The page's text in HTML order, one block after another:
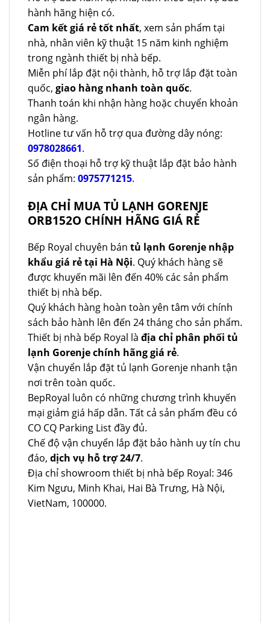
hành hãng hiện có.
Cam kết giá rẻ tốt nhất, xem sản phẩm tại
nhà, nhân viên kỹ thuật 15 năm kinh nghiệm
trong ngành thiết bị nhà bếp.
Miễn phí lắp đặt nội thành, hỗ trợ lắp đặt toàn
quốc, giao hàng nhanh toàn quốc.
Thanh toán khi nhận hàng hoặc chuyển khoản
ngân hàng.
Hotline tư vấn hỗ trợ qua đường dây nóng:
0978028661.
Số điện thoại hỗ trợ kỹ thuật lắp đặt bảo hành
sản phẩm: 0975771215.
ĐỊA CHỈ MUA TỦ LẠNH GORENJE
ORB152O CHÍNH HÃNG GIÁ RẺ
Bếp Royal chuyên bán tủ lạnh Gorenje nhập
khẩu giá rẻ tại Hà Nội. Quý khách hàng sẽ
được khuyến mãi lên đến 40% các sản phẩm
thiết bị nhà bếp.
Quý khách hàng hoàn toàn yên tâm với chính
sách bảo hành lên đến 24 tháng cho sản phẩm.
Thiết bị nhà bếp Royal là địa chỉ phân phối tủ
lạnh Gorenje chính hãng giá rẻ.
Vận chuyển lắp đặt tủ lạnh Gorenje nhanh tận
nơi trên toàn quốc.
BepRoyal luôn có những chương trình khuyến
mại giảm giá hấp dẫn. Tất cả sản phẩm đều có
CO CQ Parking List đầy đủ.
Chế độ vận chuyển lắp đặt bảo hành uy tín chu
đáo, dịch vụ hỗ trợ 24/7.
Địa chỉ showroom thiết bị nhà bếp Royal: 346
Kim Ngưu, Minh Khai, Hai Bà Trưng, Hà Nội,
VietNam, 100000.